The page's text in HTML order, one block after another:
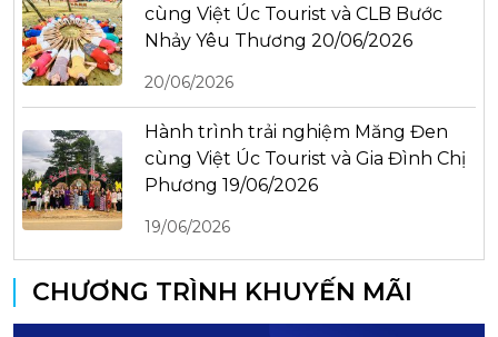
cùng Việt Úc Tourist và CLB Bước
Nhảy Yêu Thương 20/06/2026
20/06/2026
Hành trình trải nghiệm Măng Đen
cùng Việt Úc Tourist và Gia Đình Chị
Phương 19/06/2026
19/06/2026
CHƯƠNG TRÌNH KHUYẾN MÃI